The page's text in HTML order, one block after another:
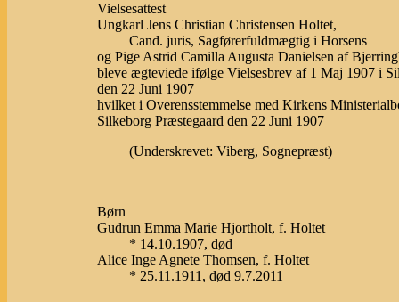
Vielsesattest
Ungkarl Jens Christian Christensen Holtet,
Cand. juris, Sagførerfuldmægtig i Horsens
og Pige Astrid Camilla Augusta Danielsen af
bleve ægteviede ifølge Vielsesbrev af 1 Maj 1907 i
den 22 Juni 1907
hvilket i Overensstemmelse med Kirkens
Silkeborg Præstegaard den 22 Juni 1907
(Underskrevet: Viberg, Sognepræst)
Børn
Gudrun Emma Marie Hjortholt, f. Holtet
* 14.10.1907, død
Alice Inge Agnete Thomsen, f. Holtet
* 25.11.1911, død 9.7.2011